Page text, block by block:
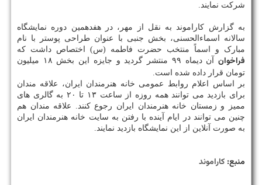
شرکت نمایند.
به گزارش کاراموند به نقل از مهر، در هفدهمین دوره نمایشگاه
سالانه اسماءالحسنی، بخش جنبی با عنوان طراحی پوستر با نام
مبارک و اسماً منتخب حضرت فاطمه (س) اختصاص داشت که
فراخوان
آن دیماه ۹۹ منتشر گردید و جایزه این بخش ۱۸ میلیون
تومان قرار داده شده است.
بر اساس اعلام روابط عمومی خانه هنرمندان ایران، علاقه مندان
برای بازدید می توانند همه روزه از ساعت ۱۳ تا ۲۰ به گالری های
ممیز و زمستان خانه هنرمندان ایران رجوع کنند. علاقه مندان هم
چنین می توانند در ایام آینده با رفتن به سایت خانه هنرمندان ایران
به صورت آنلاین از این نمایشگاه بازدید نمایند.
منبع: كاراموند